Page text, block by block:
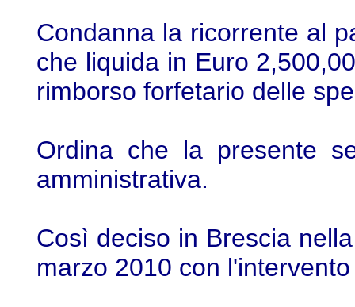
Condanna la ricorrente al
che liquida in Euro
rimborso forfetario delle
Ordina che la presente
amministrativa.
Così deciso in Brescia
marzo 2010 con